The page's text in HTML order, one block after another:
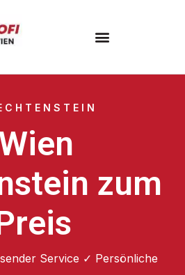
zum
Service ✓ Persönliche